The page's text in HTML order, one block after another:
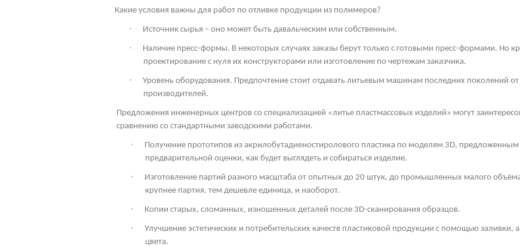
Какие условия важны для работ по отливке продукции из полимеров?
· Источник сырья – оно может быть давальческим или собственным.
·
Наличие пресс-формы. В некоторых случаях заказы берут только с готовыми пресс-формами. Но
проектирование с нуля их конструкторами или изготовление по чертежам заказчика.
· Уровень оборудования. Предпочтение стоит отдавать литьевым машинам последних поколений от
производителей.
Предложения инженерных центров со специализацией «литье пластмассовых изделий» могут
сравнению со стандартными заводскими работами.
· Получение прототипов из акрилобутадиеностиролового пластика по моделям 3D, предложенным
предварительной оценки, как будет выглядеть и собираться изделие.
·
Изготовление партий разного масштаба от опытных до 20 штук, до промышленных малого
крупнее партия, тем дешевле единица, и наоборот.
· Копии старых, сломанных, изношенных деталей после 3D-сканирования образцов.
·
Улучшение эстетических и потребительских качеств пластиковой продукции с помощью
цвета.